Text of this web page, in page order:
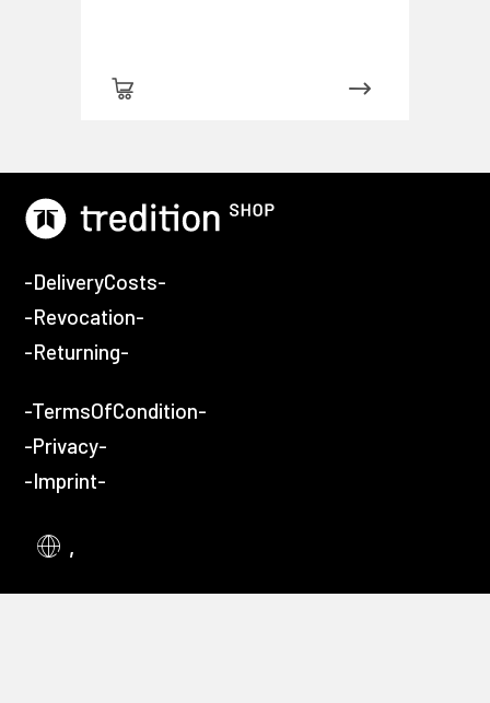
-DeliveryCosts-
-Revocation-
-Returning-
-TermsOfCondition-
-Privacy-
-Imprint-
,